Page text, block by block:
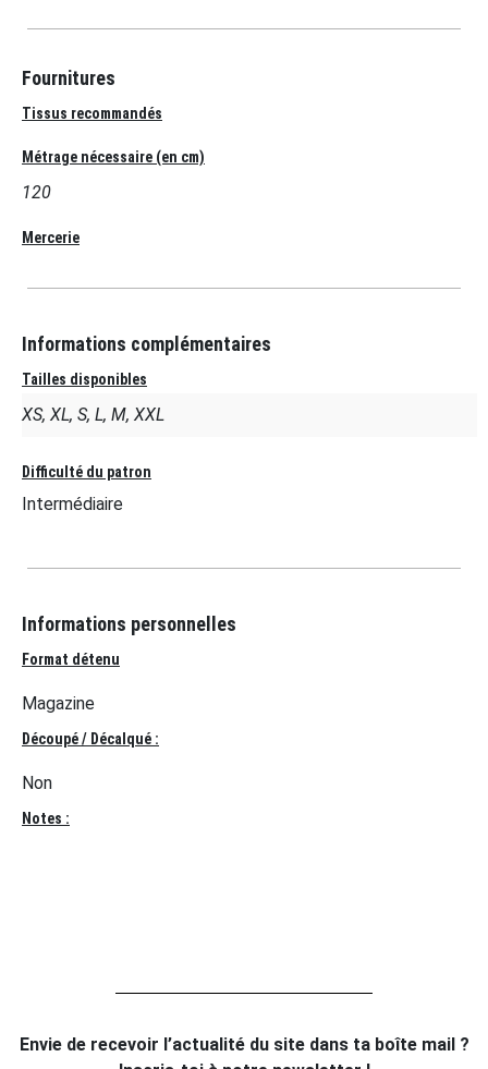
Fournitures
Tissus recommandés
Métrage nécessaire (en cm)
120
Mercerie
Informations complémentaires
Tailles disponibles
XS, XL, S, L, M, XXL
Difficulté du patron
Intermédiaire
Informations personnelles
Format détenu
Magazine
Découpé / Décalqué :
Non
Notes :
Envie de recevoir l’actualité du site dans ta boîte mail ?